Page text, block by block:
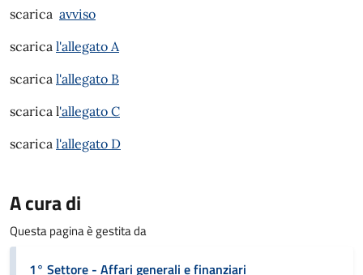
scarica avviso
scarica l'allegato A
scarica l'allegato B
scarica l'allegato C
scarica l'allegato D
A cura di
Questa pagina è gestita da
1° Settore - Affari generali e finanziari